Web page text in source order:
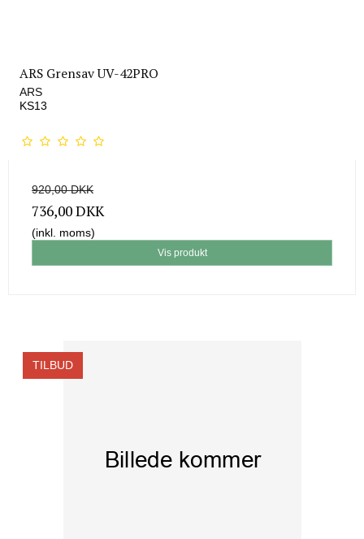
ARS Grensav UV-42PRO
ARS
KS13
920,00 DKK
736,00 DKK
(inkl. moms)
Vis produkt
TILBUD